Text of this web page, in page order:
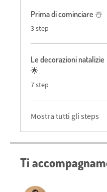
Prima di cominciare ☃️
.3 step
Le decorazioni natalizie
🌟
.7 step
Mostra tutti gli steps
Ti